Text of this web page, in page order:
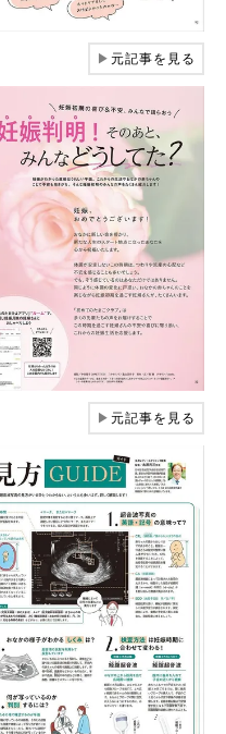
▶元記事を見る
▶元記事を見る